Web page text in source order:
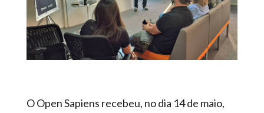
O Open Sapiens recebeu, no dia 14 de maio,